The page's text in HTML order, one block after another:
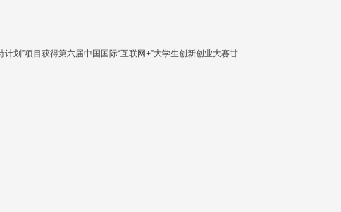
划”项目获得第六届中国国际“互联网+”大学生创新创业大赛甘